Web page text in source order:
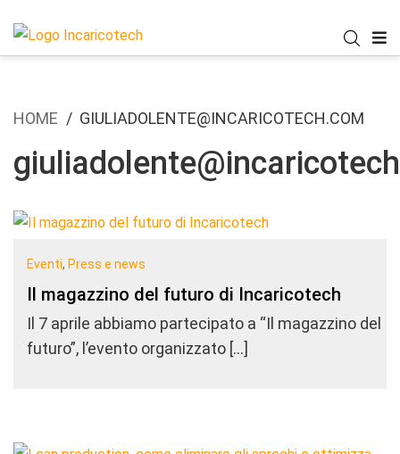
HOME GIULIADOLENTE@INCARICOTECH.COM
Eventi, Press e news
Il magazzino del futuro di Incaricotech
Il 7 aprile abbiamo partecipato a “Il magazzino del
futuro”, l’evento organizzato […]